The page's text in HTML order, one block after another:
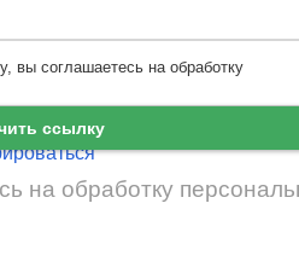
область
Ленинградская
пароль
ссылку
на обработку
вы соглашаетесь на обработку